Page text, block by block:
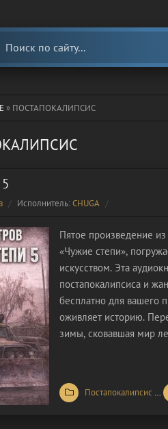
» ПОСТАПОКАЛИПСИС
Исполнитель:CHUGA
Пятое произведение
«Чужие степи»,
искусством. Эта
постапокалипсиса и
бесплатно для вашего
оживляет историю.
зимы, сковавшая мир
Постапокалипсис